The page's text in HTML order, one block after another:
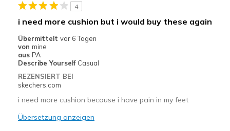
Casual Wear
Width
Sizing
4
i need more cushion but i would buy these again
Übermittelt vor 6 Tagen
von mine
aus PA
Describe Yourself Casual
REZENSIERT BEI
skechers.com
i need more cushion because i have pain in my feet
Übersetzung anzeigen